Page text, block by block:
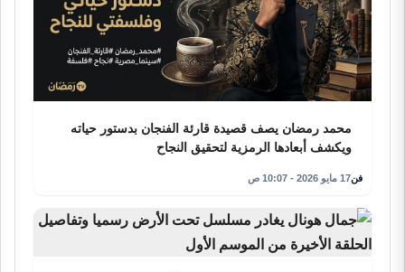
محمد رمضان يصف قصيدة قارئة الفنجان بدستور حياته
ويكشف أبعادها الرمزية لتحقيق النجاح
فن17 مايو 2026 - 10:07 ص